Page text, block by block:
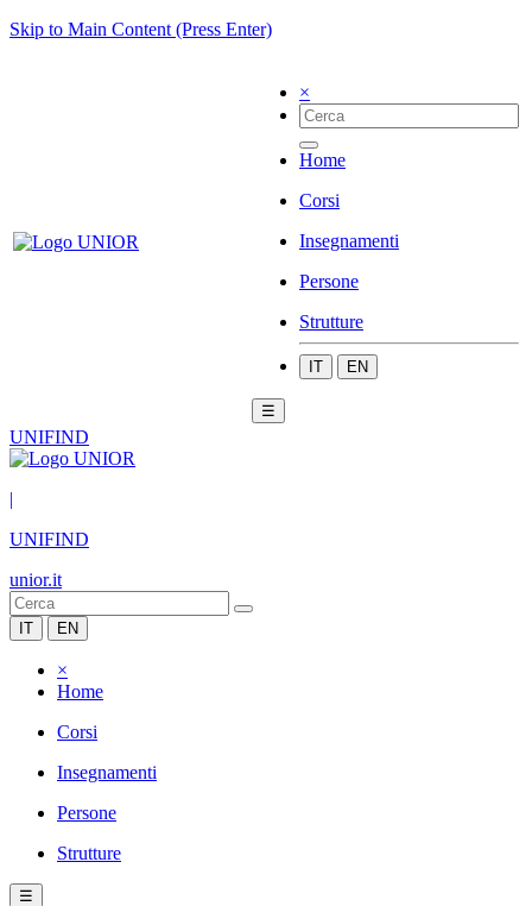
Skip to Main Content (Press Enter)
×
Home
Corsi
Insegnamenti
Persone
Strutture
IT EN
☰
UNIFIND
|
UNIFIND
unior.it
IT EN
×
Home
Corsi
Insegnamenti
Persone
Strutture
☰